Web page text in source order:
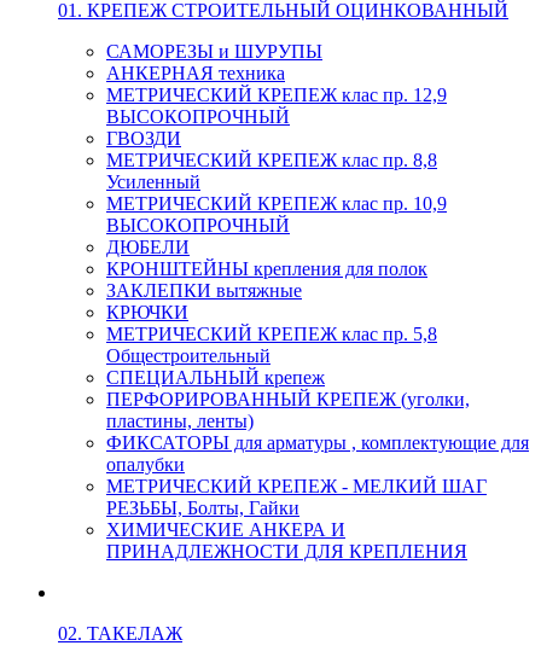
01. КРЕПЕЖ СТРОИТЕЛЬНЫЙ ОЦИНКОВАННЫЙ
САМОРЕЗЫ и ШУРУПЫ
АНКЕРНАЯ техника
МЕТРИЧЕСКИЙ КРЕПЕЖ клас пр. 12,9
ВЫСОКОПРОЧНЫЙ
ГВОЗДИ
МЕТРИЧЕСКИЙ КРЕПЕЖ клас пр. 8,8
Усиленный
МЕТРИЧЕСКИЙ КРЕПЕЖ клас пр. 10,9
ВЫСОКОПРОЧНЫЙ
ДЮБЕЛИ
КРОНШТЕЙНЫ крепления для полок
ЗАКЛЕПКИ вытяжные
КРЮЧКИ
МЕТРИЧЕСКИЙ КРЕПЕЖ клас пр. 5,8
Общестроительный
СПЕЦИАЛЬНЫЙ крепеж
ПЕРФОРИРОВАННЫЙ КРЕПЕЖ (уголки,
пластины, ленты)
ФИКСАТОРЫ для арматуры , комплектующие для
опалубки
МЕТРИЧЕСКИЙ КРЕПЕЖ - МЕЛКИЙ ШАГ
РЕЗЬБЫ, Болты, Гайки
ХИМИЧЕСКИЕ АНКЕРА И
ПРИНАДЛЕЖНОСТИ ДЛЯ КРЕПЛЕНИЯ
02. ТАКЕЛАЖ